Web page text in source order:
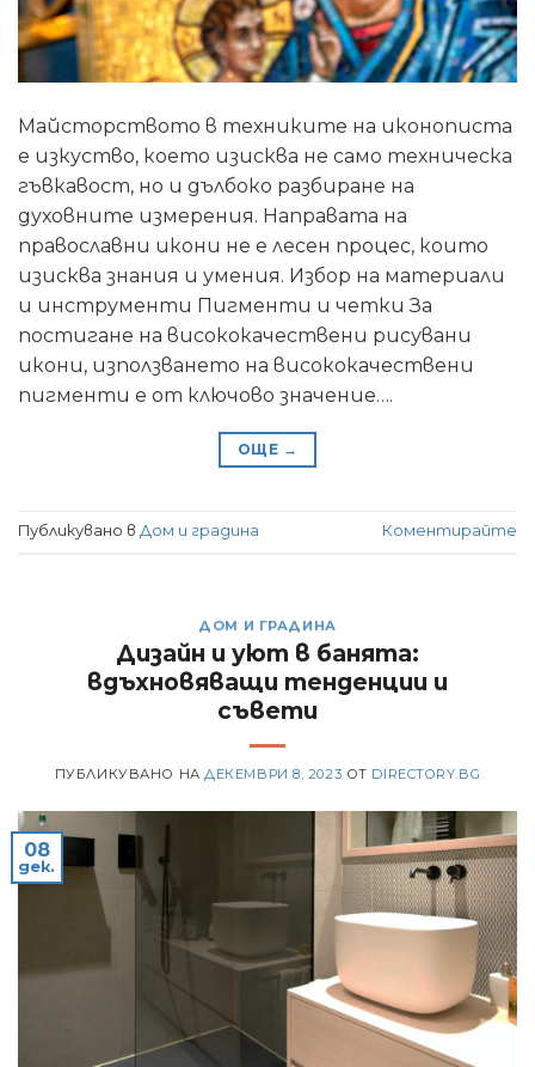
Майсторството в техниките на иконописта
е изкуство, което изисква не само техническа
гъвкавост, но и дълбоко разбиране на
духовните измерения. Направата на
православни икони не е лесен процес, които
изисква знания и умения. Избор на материали
и инструменти Пигменти и четки За
постигане на висококачествени рисувани
икони, използването на висококачествени
пигменти е от ключово значение….
ОЩЕ →
Публикувано в Дом и градина Коментирайте
ДОМ И ГРАДИНА
Дизайн и уют в банята:
вдъхновяващи тенденции и
съвети
ПУБЛИКУВАНО НАДЕКЕМВРИ 8, 2023 ОТ DIRECTORY.BG
08
дек.